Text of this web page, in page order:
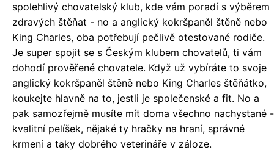
spolehlivý chovatelský klub, kde vám poradí s výběrem
zdravých štěňat - no a anglický kokršpaněl štěně nebo
King Charles, oba potřebují pečlivě otestované rodiče.
Je super spojit se s Českým klubem chovatelů, ti vám
dohodí prověřené chovatele. Když už vybíráte to svoje
anglický kokršpaněl štěně nebo King Charles štěňátko,
koukejte hlavně na to, jestli je společenské a fit. No a
pak samozřejmě musíte mít doma všechno nachystané -
kvalitní pelíšek, nějaké ty hračky na hraní, správné
krmení a taky dobrého veterináře v záloze.